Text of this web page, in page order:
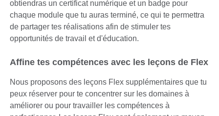
obtiendras un certificat numérique et un badge pour
chaque module que tu auras terminé, ce qui te permettra
de partager tes réalisations afin de stimuler tes
opportunités de travail et d'éducation.
Affine tes compétences avec les leçons de Flex
Nous proposons des leçons Flex supplémentaires que tu
peux réserver pour te concentrer sur les domaines à
améliorer ou pour travailler les compétences à